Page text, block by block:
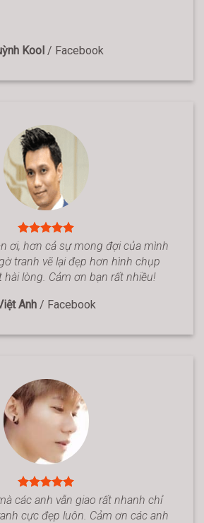
Kool / Facebook
ơi, hơn cả sự mong đợi của mình
tranh vẽ lại đẹp hơn hình chụp
hài lòng. Cảm ơn bạn rất nhiều!
Anh / Facebook
các anh vẫn giao rất nhanh chỉ
cực đẹp luôn. Cảm ơn các anh